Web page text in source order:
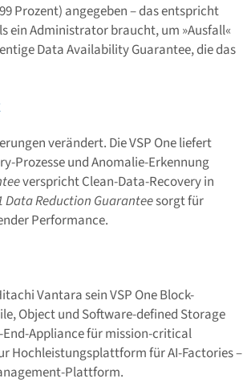
Prozent) angegeben – das entspricht
ein Administrator braucht, um »Ausfall«
Data Availability Guarantee, die das
verändert. Die VSP One liefert
Prozesse und Anomalie-Erkennung
verspricht Clean-Data-Recovery in
Data Reduction Guaranteesorgt für
Performance.
Vantara sein VSP One Block-
Object und Software-defined Storage
Appliance für mission-critical
Hochleistungsplattform für AI-Factories –
Plattform.